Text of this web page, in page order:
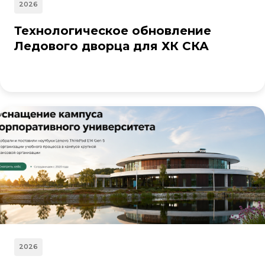
2026
Технологическое обновление
Ледового дворца для ХК СКА
2026